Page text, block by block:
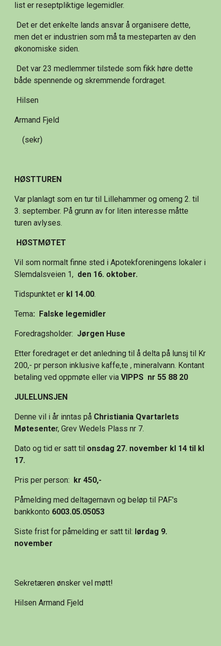
list er reseptpliktige legemidler.
men det er industrien som må ta mesteparten av den
økonomiske siden.
både spennende og skremmende fordraget.
Hilsen
Armand Fjeld
    (sekr)
HØSTTUREN
Var planlagt som en tur til Lillehammer og omeng 2. til
3. september. På grunn av for liten interesse måtte
turen avlyses.
HØSTMØTET
Vil som normalt finne sted i Apotekforeningens lokaler i
Slemdalsveien 1, den 16. oktober.
Tidspunktet er kl 14.00.
Tema:  Falske legemidler
Foredragsholder: Jørgen Huse
Etter foredraget er det anledning til å delta på lunsj til Kr
200,- pr person inklusive kaffe,te , mineralvann. Kontant
betaling ved oppmøte eller via VIPPS  nr 55 88 20
JULELUNSJEN
Denne vil i år inntas på Christiania Qvartarlets
Møtesenter, Grev Wedels Plass nr 7.
Dato og tid er satt til onsdag 27. november kl 14 til kl
17.
Pris per person: kr 450,-
Påmelding med deltagernavn og beløp til PAF's
bankkonto 6003.05.05053
Siste frist for påmelding er satt til: lørdag 9.
november
Sekretæren ønsker vel møtt!
Hilsen Armand Fjeld